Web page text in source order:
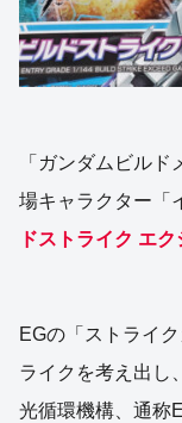
「ガンダムビル
場キャラクター「
ドストライク エ
EGの「ストライ
ライクを考え出し
光循環機構、通称